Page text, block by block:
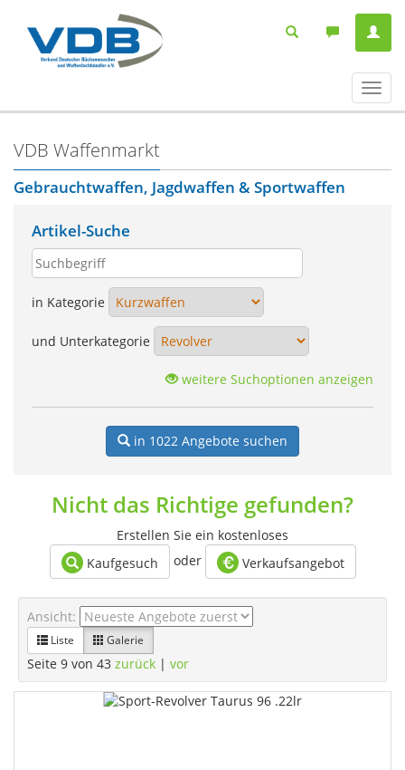
ein-/
VDB Waffenmarkt
Gebrauchtwaffen, Jagdwaffen & Sportwaffen
Artikel-Suche
in Kategorie
und Unterkategorie
weitere Suchoptionen anzeigen
in 1022 Angebote suchen
Nicht das Richtige gefunden?
Erstellen Sie ein kostenloses
Kaufgesuch
oder Verkaufsangebot
Ansicht:
Liste Galerie
Seite 9 von 43 zurück | vor